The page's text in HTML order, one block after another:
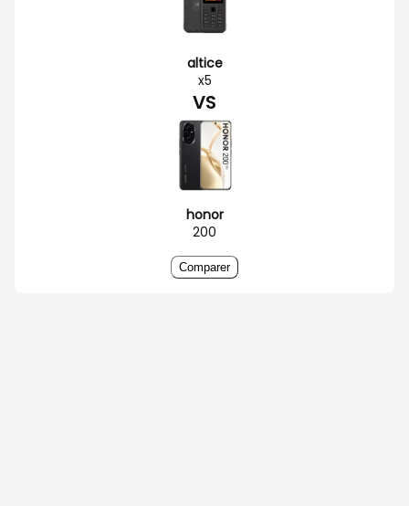
altice
x5
VS
honor
200
Comparer